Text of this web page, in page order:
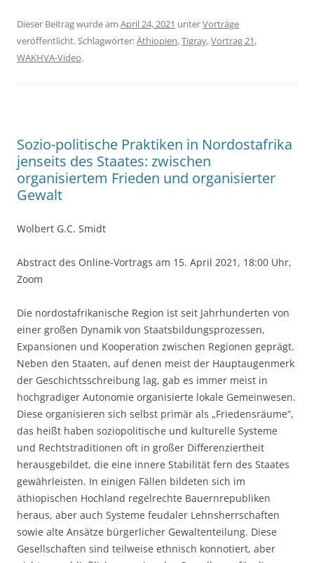
Dieser Beitrag wurde am April 24, 2021 unterVorträge
veröffentlicht. Schlagwörter:Äthiopien,Tigray,Vortrag 21,
WAKHVA-Video.
Sozio-politische Praktiken in Nordostafrika
jenseits des Staates: zwischen
organisiertem Frieden und organisierter
Gewalt
Wolbert G.C. Smidt
Abstract des Online-Vortrags am 15. April 2021, 18:00 Uhr,
Zoom
Die nordostafrikanische Region ist seit Jahrhunderten von
einer großen Dynamik von Staatsbildungsprozessen,
Expansionen und Kooperation zwischen Regionen geprägt.
Neben den Staaten, auf denen meist der Hauptaugenmerk
der Geschichtsschreibung lag, gab es immer meist in
hochgradiger Autonomie organisierte lokale Gemeinwesen.
Diese organisieren sich selbst primär als „Friedensräume“,
das heißt haben soziopolitische und kulturelle Systeme
und Rechtstraditionen oft in großer Differenziertheit
herausgebildet, die eine innere Stabilität fern des Staates
gewährleisten. In einigen Fällen bildeten sich im
äthiopischen Hochland regelrechte Bauernrepubliken
heraus, aber auch Systeme feudaler Lehnsherrschaften
sowie alte Ansätze bürgerlicher Gewaltenteilung. Diese
Gesellschaften sind teilweise ethnisch konnotiert, aber